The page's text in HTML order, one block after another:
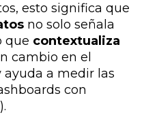
esto significa que
no solo señala
que contextualiza
cambio en el
a medir las
con